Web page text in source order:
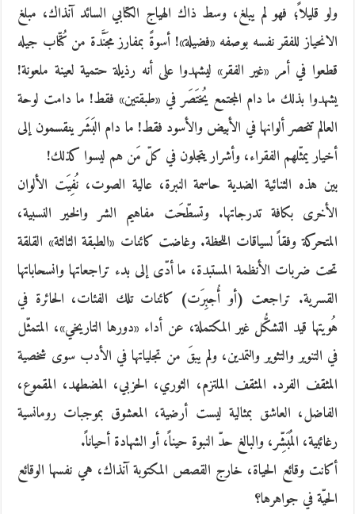
ولو قليلاً؛ فهو لم يبلغ، وسط ذاك الهياج الكتابي السائد آنذاك، مبلغ
الانحياز للفقر نفسه بوصفه «فضيلة»! أسوةً بمفارز مجَنَّدة من كُتّاب جيله
قطعوا في أمر «غير الفقر» ليشهدوا على أنه رذيلة حتمية لعينة ملعونة!
يشهدوا بذلك ما دام المجتمع يُختَصَر في «طبقتين» فقط! ما دامت لوحة
العالم تنحصر ألوانها في الأبيض والأسود فقط! ما دام البَشَر ينقسمون إلى
أخيار يمثّلهم الفقراء، وأشرار يتجلون في كلّ مَن هم ليسوا كذلك!
بين هذه الثنائية الضدية حاسمة النبرة، عالية الصوت، نُفِيَت الألوان
الأخرى بكافة تدرجاتها. وتسطّحَت مفاهيم الشر والخير النسبية،
المتحركة وفقاً لسياقات اللحظة. وغاضت كائنات «الطبقة الثالثة» القلقة
تحت ضربات الأنظمة المستبدة، ما أدّى إلى بدء تراجعاتها وانسحاباتها
القسرية. تراجعت (أو أُجبِرَت) كائنات تلك الفئات، الحائرة في
هُويتها قيد التشكُّل غير المكتملة، عن أداء «دورها التاريخي»، المتمثّل
في التنوير والتثوير والتمدين، ولم يبقَ من تجلياتها في الأدب سوى شخصية
المثقف الفرد. المثقف الملتزم، الثوري، الحزبي، المضطهد، المقموع،
الفاضل، العاشق بمثالية ليست أرضية، المعشوق بموجبات رومانسية
رغائبية، المُبَشِّر، والبالغ حدّ النبوة حيناً، أو الشهادة أحياناً.
أكانت وقائع الحياة، خارج القصص المكتوبة آنذاك، هي نفسها الوقائع
الحيّة في جواهرها؟